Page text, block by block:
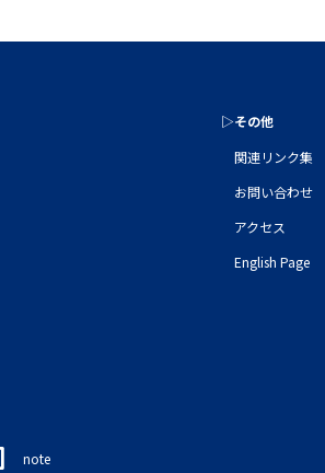
▷その他
関連リンク集
お問い合わせ
アクセス
English Page
note